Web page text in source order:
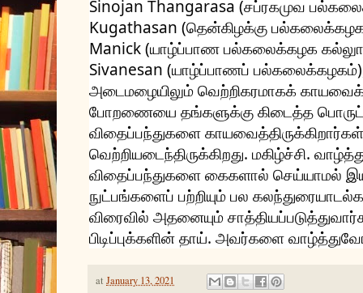
Sinojan Thangarasa (சப்ரகமுவ
Kugathasan (தென்கிழக்கு
Manick (யாழ்ப்பாண பல்கலைக்கழக
Sivanesan (யாழ்ப்பாணப்
அடைமழையிலும் வெற்றிகரமாகக்
போறணையை தங்களுக்கு கிடைத்த
விதைப்பந்துகளை
வெற்றியடைந்திருக்கிறது. மகிழ்ச்சி.
விதைப்பந்துகளை கைகளால் செய்யாமல்
நுட்பங்களைப் பற்றியும் பல
விரைவில் அதனையும்
பிடிப்புக்களின் தாய். அவர்களை
at January 13, 2021